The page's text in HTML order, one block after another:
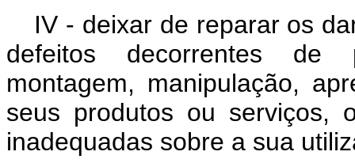
IV - deixar de reparar os
defeitos decorrentes de
montagem, manipulação,
seus produtos ou serviços,
inadequadas sobre a sua